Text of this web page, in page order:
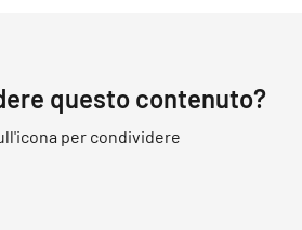
questo contenuto?
per condividere